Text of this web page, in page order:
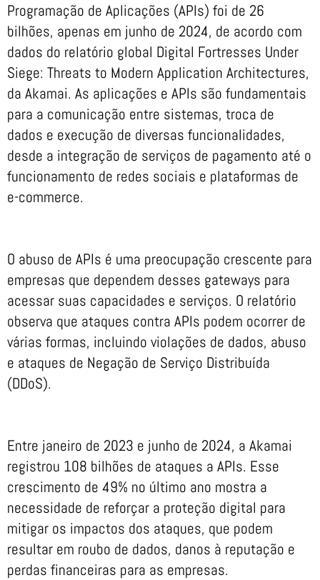
Programação de Aplicações (APIs) foi de 26
bilhões, apenas em junho de 2024, de acordo com
dados do relatório global Digital Fortresses Under
Siege: Threats to Modern Application Architectures,
da Akamai. As aplicações e APIs são fundamentais
para a comunicação entre sistemas, troca de
dados e execução de diversas funcionalidades,
desde a integração de serviços de pagamento até o
funcionamento de redes sociais e plataformas de
e-commerce.
O abuso de APIs é uma preocupação crescente para
empresas que dependem desses gateways para
acessar suas capacidades e serviços. O relatório
observa que ataques contra APIs podem ocorrer de
várias formas, incluindo violações de dados, abuso
e ataques de Negação de Serviço Distribuída
(DDoS).
Entre janeiro de 2023 e junho de 2024, a Akamai
registrou 108 bilhões de ataques a APIs. Esse
crescimento de 49% no último ano mostra a
necessidade de reforçar a proteção digital para
mitigar os impactos dos ataques, que podem
resultar em roubo de dados, danos à reputação e
perdas financeiras para as empresas.